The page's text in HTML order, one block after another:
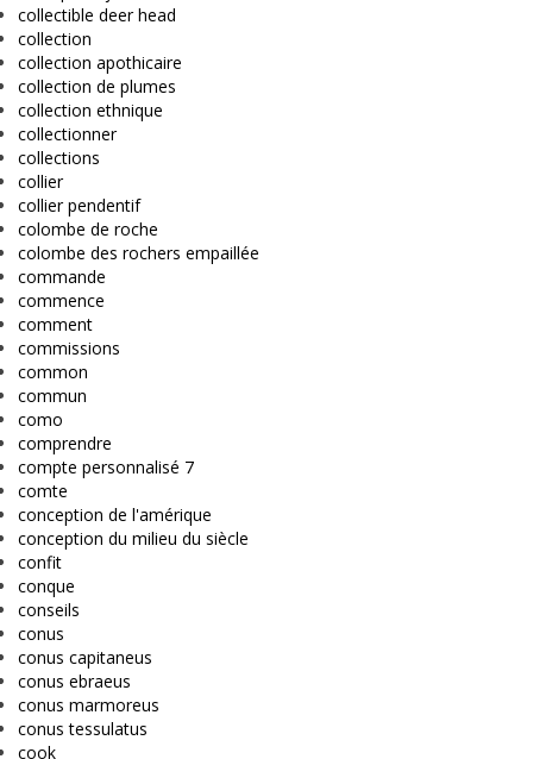
collectible deer head
collection
collection apothicaire
collection de plumes
collection ethnique
collectionner
collections
collier
collier pendentif
colombe de roche
colombe des rochers empaillée
commande
commence
comment
commissions
common
commun
como
comprendre
compte personnalisé 7
comte
conception de l'amérique
conception du milieu du siècle
confit
conque
conseils
conus
conus capitaneus
conus ebraeus
conus marmoreus
conus tessulatus
cook